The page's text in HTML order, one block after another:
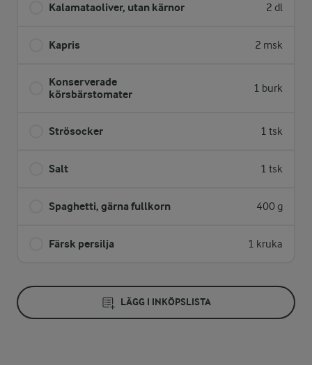
Kalamataoliver, utan kärnor 2 dl
Kapris 2 msk
Konserverade
körsbärstomater
1 burk
Strösocker 1 tsk
Salt 1 tsk
Spaghetti, gärna fullkorn 400 g
Färsk persilja 1 kruka
LÄGG I INKÖPSLISTA